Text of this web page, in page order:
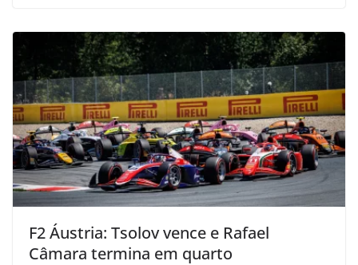
F2 Áustria: Tsolov vence e Rafael
Câmara termina em quarto